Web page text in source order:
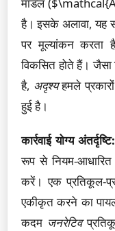
है। इसके अलावा, यह
पर मूल्यांकन करता
विकसित होते हैं। जैसा
है, अदृश्यहमले
हुई है।
कार्रवाई योग्य अंतर्दृष्टि:
रूप से नियम-आधारित
करें। एक प्रतिकूल-
एकीकृत करने का
कदम जनरेटिव